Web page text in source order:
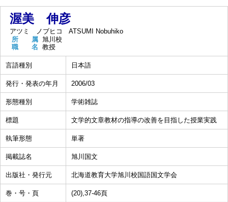
渥美 伸彦
アツミ ノブヒコ
ATSUMI Nobuhiko
所 属 旭川校
職 名 教授
言語種別 日本語
発行・発表の年月 2006/03
形態種別 学術雑誌
標題 文学的文章教材の指導の改善を目指した授業実践
執筆形態 単著
掲載誌名 旭川国文
出版社・発行元 北海道教育大学旭川校国語国文学会
巻・号・頁 (20),37-46頁